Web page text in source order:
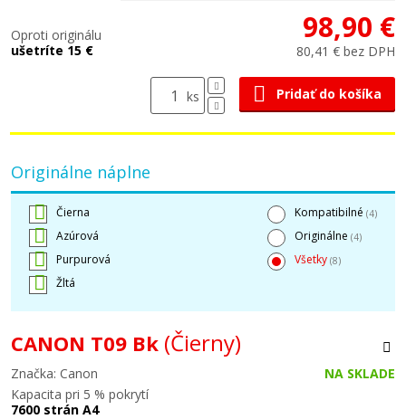
Oproti originálu
ušetríte 15 €
98,90 €
80,41 € bez DPH
ks Pridať do košíka
Originálne náplne
Čierna
Azúrová
Purpurová
Žltá
Kompatibilné (4)
Originálne (4)
Všetky (8)
CANON T09 Bk (Čierny)
Značka: Canon
NA SKLADE
Kapacita pri 5 % pokrytí
7600 strán A4